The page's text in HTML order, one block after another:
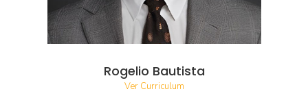
Rogelio Bautista
Ver Curriculum